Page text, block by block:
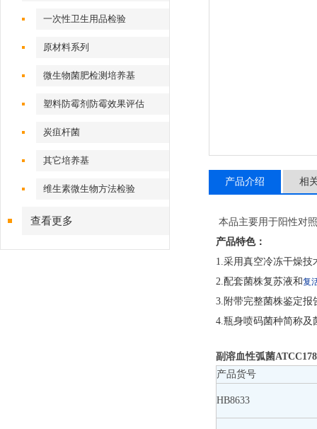
一次性卫生用品检验
原材料系列
微生物菌肥检测培养基
塑料防霉剂防霉效果评估
炭疽杆菌
其它培养基
维生素微生物方法检验
查看更多
产品介绍 相
本品主要用于阳性对
产品特色：
1.采用真空冷冻干燥
2.配套菌株复苏液和复
3.附带完整菌株鉴定报
4.瓶身喷码菌种简称及
副溶血性弧菌
产品货号
HB8633